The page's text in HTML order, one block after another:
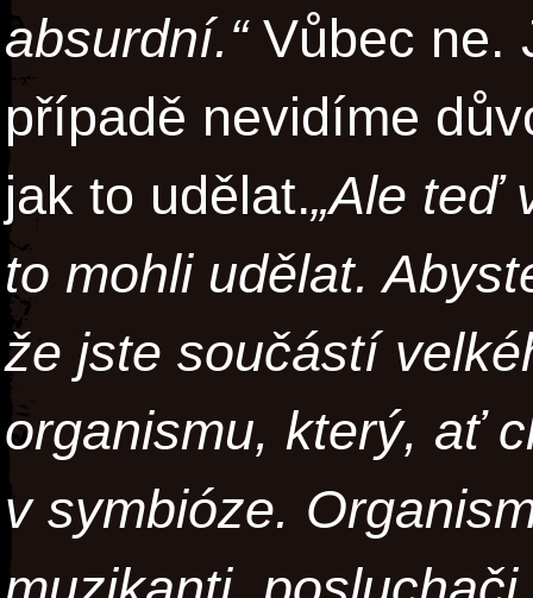
absurdní.“Vůbec ne.
případě nevidíme
jak to udělat.„Ale teď
to mohli udělat.
že jste součástí
organismu, který, ať
v symbióze.